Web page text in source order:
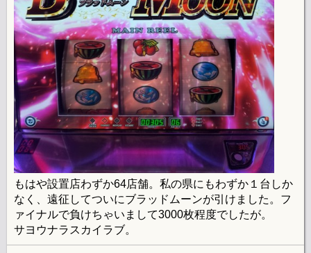
もはや設置店わずか64店舗。私の県にもわずか１台しか
なく、遠征してついにブラッドムーンが引けました。フ
ァイナルで負けちゃいまして3000枚程度でしたが。
サヨウナラスカイラブ。